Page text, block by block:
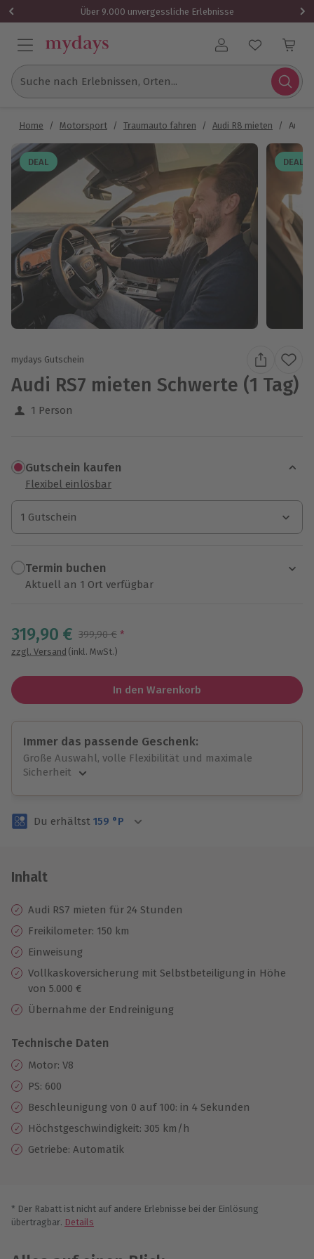
Über 9.000 unvergessliche Erlebnisse
Benutzerkonto
Suche nach Erlebnissen, Orten...
Home / Motorsport / Traumauto fahren / Audi R8 mieten / Audi
DEAL DEAL
mydays Gutschein
Audi RS7 mieten Schwerte (1 Tag)
1 Person
Gutschein kaufen
Flexibel einlösbar
1 Gutschein
1 Gutschein
1 Gutschein
Termin buchen
Aktuell an 1 Ort verfügbar
319,90 € Streichpreis
399,90 € *
zzgl. Versand (inkl. MwSt.)
In den Warenkorb
Immer das passende Geschenk:
Große Auswahl, volle Flexibilität und maximale
Sicherheit
Volle Flexibilität
3 Jahre gültig & verlängerbar.
Du erhältst 159 °P
Inhalt
Audi RS7 mieten für 24 Stunden
Freikilometer: 150 km
Einweisung
Vollkaskoversicherung mit Selbstbeteiligung in Höhe
von 5.000 €
Übernahme der Endreinigung
Technische Daten
Motor: V8
PS: 600
Beschleunigung von 0 auf 100: in 4 Sekunden
Höchstgeschwindigkeit: 305 km/h
Getriebe: Automatik
* Der Rabatt ist nicht auf andere Erlebnisse bei der Einlösung
übertragbar. Details